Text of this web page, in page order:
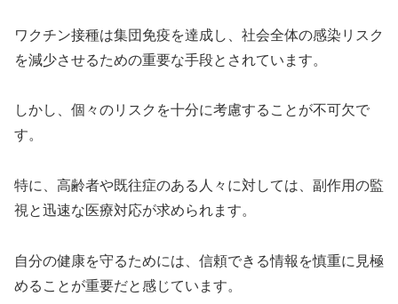
ワクチン接種は集団免疫を達成し、社会全体の感染リスク
を減少させるための重要な手段とされています。
しかし、個々のリスクを十分に考慮することが不可欠で
す。
特に、高齢者や既往症のある人々に対しては、副作用の監
視と迅速な医療対応が求められます。
自分の健康を守るためには、信頼できる情報を慎重に見極
めることが重要だと感じています。